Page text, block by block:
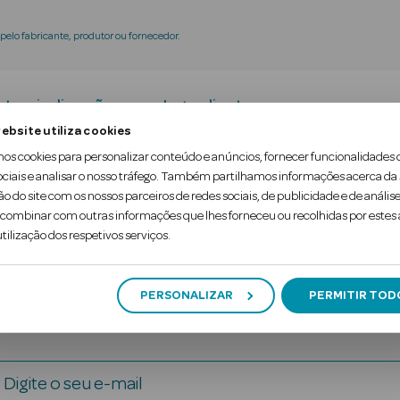
utiliza cookies
cookies para personalizar conteúdo e anúncios, fornecer funcionalidades
e analisar o nosso tráfego. Também partilhamos informações acerca da
do site com os nossos parceiros de redes sociais, de publicidade e de
com outras informações que lhes forneceu ou recolhidas por estes
dos respetivos serviços.
PERSONALIZAR PERMITIR
fabricante, produtor ou fornecedor.
indicações Ingredientes
combinado com os óleos essenciais biológicos
cutículas do cabelo, deixando-o reidratado e
Digite o seu e-mail